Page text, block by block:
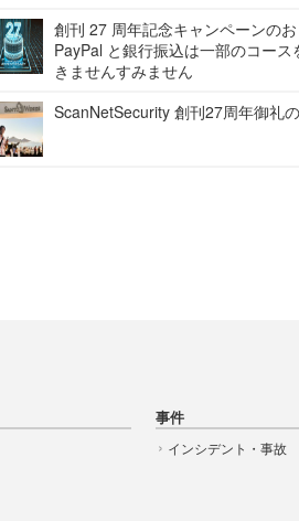
創刊 27 周年記念キャンペーンのお
PayPal と銀行振込は一部のコー
きませんすみません
ScanNetSecurity 創刊27周年御礼の
事件
インシデント・事故